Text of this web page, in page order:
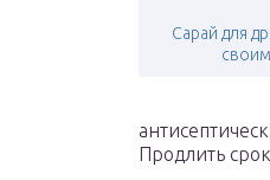
Сарай для
Продлить